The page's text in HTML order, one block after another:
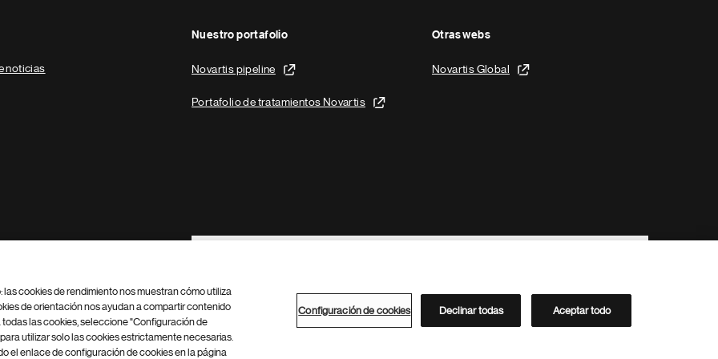
noticias
Nuestro portafolio
Novartis pipeline
Portafolio de tratamientos Novartis
Otras webs
Novartis Global
Footer Site Search
Configuración de cookies Mapa del sitio
Directorio de Novartis
cookies de rendimiento nos muestran cómo utiliza
de orientación nos ayudan a compartir contenido
las cookies, seleccione "Configuración de
utilizar solo las cookies estrictamente necesarias.
el enlace de configuración de cookies en la página
Configuración de cookies Declinar todas Aceptar todo